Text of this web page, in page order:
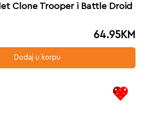
Clone Trooper i Battle Droid
64.95KM
Dodaj u korpu